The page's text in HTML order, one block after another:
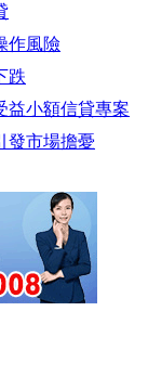
作風險
跌
益小額信貸專案
發市場擔憂